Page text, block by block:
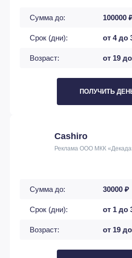
Сумма до: 100000
Срок (дни): от 4 до
Возраст: от 19
ПОЛУЧИТЬ
Cashiro
Реклама ООО МКК
Сумма до: 30000 ₽
Срок (дни): от 1 до
Возраст: от 19